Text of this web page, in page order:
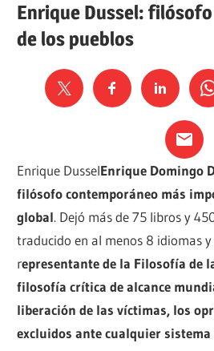
Enrique Dussel:
de los pueblos
Enrique DusselEnrique Domingo
filósofo contemporáneo más
global. Dejó más de 75 libros y
traducido en al menos 8 idiomas
representante de la Filosofía de
filosofía crítica de alcance
liberación de las víctimas, los
excluidos ante cualquier